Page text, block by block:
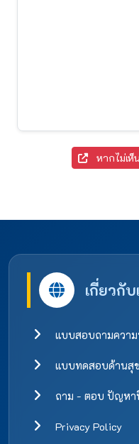
หากไม่เห็
เกี่ยวกั
แบบสอบถามควา
แบบทดสอบด้านสุ
ถาม - ตอบ ปัญห
Privacy Policy